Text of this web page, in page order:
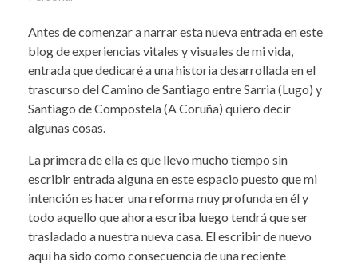
Antes de comenzar a narrar esta nueva entrada en este
blog de experiencias vitales y visuales de mi vida,
entrada que dedicaré a una historia desarrollada en el
trascurso del Camino de Santiago entre Sarria (Lugo) y
Santiago de Compostela (A Coruña) quiero decir
algunas cosas.
La primera de ella es que llevo mucho tiempo sin
escribir entrada alguna en este espacio puesto que mi
intención es hacer una reforma muy profunda en él y
todo aquello que ahora escriba luego tendrá que ser
trasladado a nuestra nueva casa. El escribir de nuevo
aquí ha sido como consecuencia de una reciente